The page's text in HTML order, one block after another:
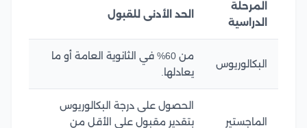
المرحلة
الدراسية
الحد الأدنى للقبول
البكالوريوس
من 60% في الثانوية العامة أو ما
يعادلها.
الماجستير
الحصول على درجة البكالوريوس
بتقدير مقبول على الأقل من